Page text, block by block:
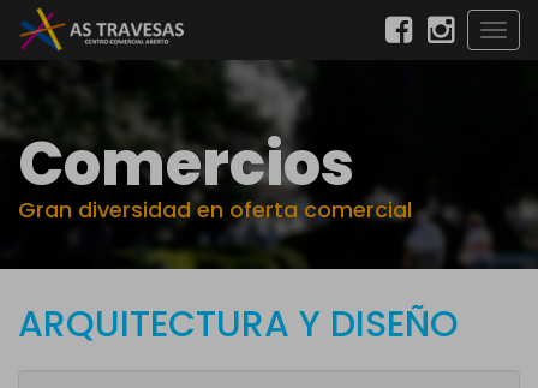
Comercios
Gran diversidad en oferta comercial
ARQUITECTURA Y DISEÑO